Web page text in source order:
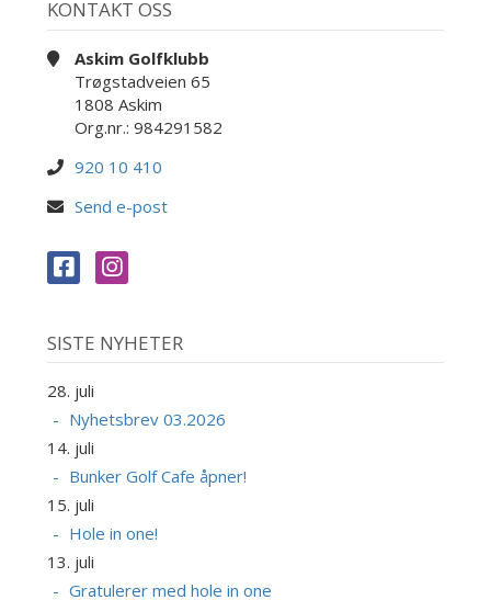
KONTAKT OSS
Askim Golfklubb
Trøgstadveien 65
1808 Askim
Org.nr.: 984291582
920 10 410
Send e-post
SISTE NYHETER
28. juli
Nyhetsbrev 03.2026
14. juli
Bunker Golf Cafe åpner!
15. juli
Hole in one!
13. juli
Gratulerer med hole in one